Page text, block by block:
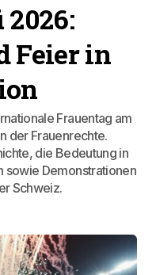
Feier in
Frauentag am
der Frauenrechte.
die Bedeutung in
sowie Demonstrationen
Schweiz.